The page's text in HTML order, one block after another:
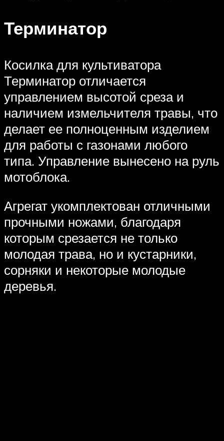
Терминатор
Косилка для культиватора
Терминатор отличается
управлением высотой среза и
наличием измельчителя травы, что
делает ее полноценным изделием
для работы с газонами любого
типа. Управление вынесено на руль
мотоблока.
Агрегат укомплектован отличными
прочными ножами, благодаря
которым срезается не только
молодая трава, но и кустарники,
сорняки и некоторые молодые
деревья.